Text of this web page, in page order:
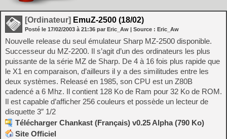
[Ordinateur] EmuZ-2500 (18/02)
Posté le 17/02/2003 à 21:36 par Eric_Aw | Source : Eric_Aw
Nouvelle release du seul émulateur Sharp MZ-2500 disponible.
Successeur du MZ-2200. Il s’agit d’un des ordinateurs les plus
puissante de la série MZ de Sharp. De 4 à 16 fois plus rapide que
le X1 en comparaison, d’ailleurs il y a des similitudes entre les
deux systèmes. Releasé en 1985, son CPU est un Z80B
cadencé a 6 Mhz. Il contient 128 Ko de Ram pour 32 Ko de ROM.
Il est capable d’afficher 256 couleurs et possède un lecteur de
disquette 3″ 1/2
Télécharger Chankast (Français) v0.25 Alpha (790 Ko)
Site Officiel